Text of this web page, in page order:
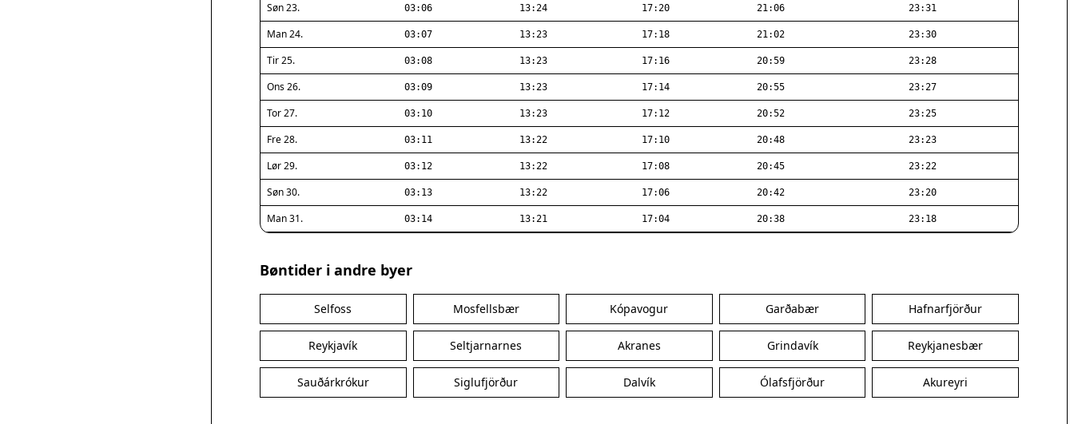
Søn 23. 03:06 13:24 17:20 21:06 23:31
Man 24. 03:07 13:23 17:18 21:02 23:30
Tir 25. 03:08 13:23 17:16 20:59 23:28
Ons 26. 03:09 13:23 17:14 20:55 23:27
Tor 27. 03:10 13:23 17:12 20:52 23:25
Fre 28. 03:11 13:22 17:10 20:48 23:23
Lør 29. 03:12 13:22 17:08 20:45 23:22
Søn 30. 03:13 13:22 17:06 20:42 23:20
Man 31. 03:14 13:21 17:04 20:38 23:18
Bøntider i andre byer
Selfoss Mosfellsbær Kópavogur Garðabær Hafnarfjörður
Reykjavík Seltjarnarnes Akranes Grindavík Reykjanesbær
Sauðárkrókur Siglufjörður Dalvík Ólafsfjörður Akureyri